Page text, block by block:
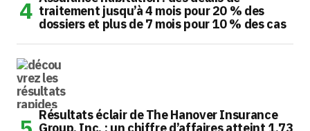
traitement jusqu’à 4 mois pour 20 % des
dossiers et plus de 7 mois pour 10 % des cas
Résultats éclair de The Hanover Insurance